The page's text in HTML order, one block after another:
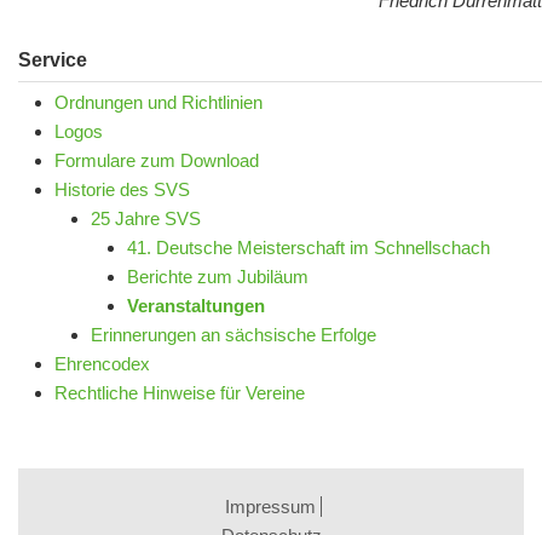
Service
Ordnungen und Richtlinien
Logos
Formulare zum Download
Historie des SVS
25 Jahre SVS
41. Deutsche Meisterschaft im Schnellschach
Berichte zum Jubiläum
Veranstaltungen
Erinnerungen an sächsische Erfolge
Ehrencodex
Rechtliche Hinweise für Vereine
Impressum